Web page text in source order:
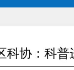
科协：科